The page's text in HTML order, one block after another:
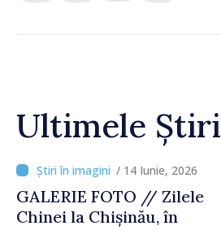
Ultimele Știri
/ 14 Iunie, 2026
GALERIE FOTO // Zilele
Chinei la Chișinău, în